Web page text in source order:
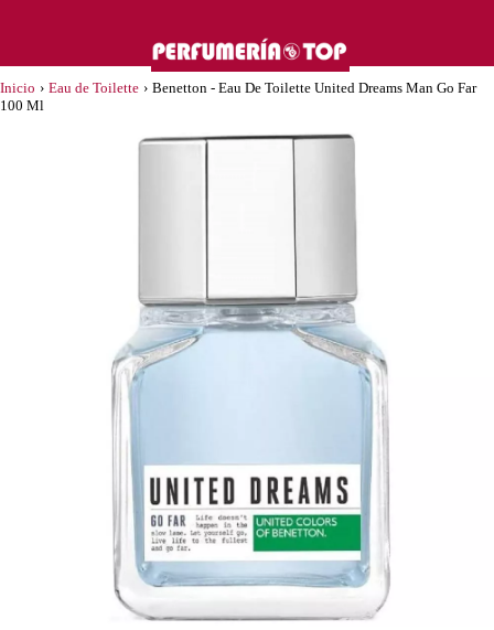
Inicio › Eau de Toilette › Benetton - Eau De Toilette United Dreams Man Go Far
100 Ml